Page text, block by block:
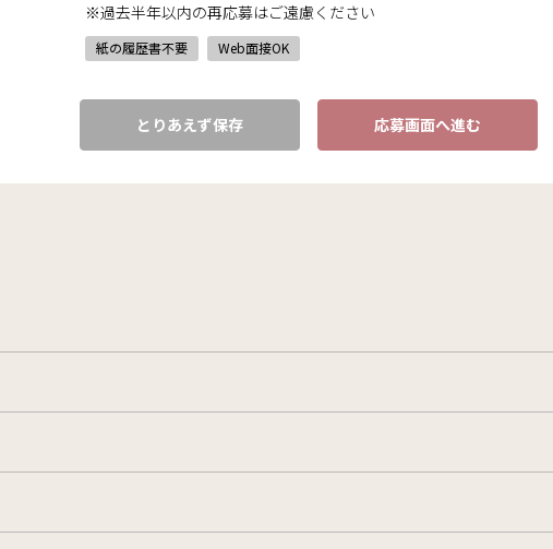
※過去半年以内の再応募はご遠慮ください
紙の履歴書不要 Web面接OK
とりあえず保存 応募画面へ進む